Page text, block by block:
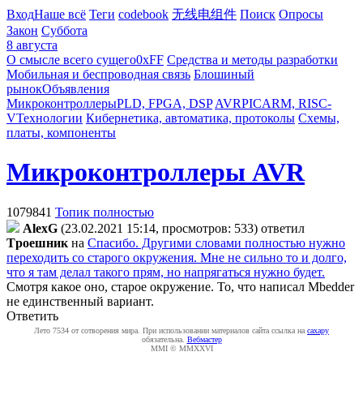
ВходНаше всё Теги codebook 无线电组件 Поиск Опросы
Закон Суббота
8 августа
О смысле всего сущего0xFF Средства и методы разработки
Мобильная и беспроводная связь Блошиный
рынокОбъявления
МикроконтроллерыPLD, FPGA, DSP AVRPICARM, RISC-
VТехнологии Кибернетика, автоматика, протоколы Схемы,
платы, компоненты
Микроконтроллеры AVR
1079841 Топик полностью
AlexG (23.02.2021 15:14, просмотров: 533) ответил
Tpoeшник на Спасибо. Другими словами полностью нужно
переходить со старого окружения. Мне не сильно то и долго,
что я там делал такого прям, но напрягаться нужно будет.
Смотря какое оно, старое окружение. То, что написал Mbedder
не единственный вариант.
Ответить
Лето 7534 от сотворения мира. При использовании материалов сайта ссылка на caxapу
обязательна. Вебмастер
MMI © MMXXVI